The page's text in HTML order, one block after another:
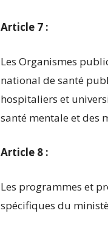
Article 7 :
Les Organismes
national de santé
hospitaliers et
santé mentale et des
Article 8 :
Les programmes et
spécifiques du